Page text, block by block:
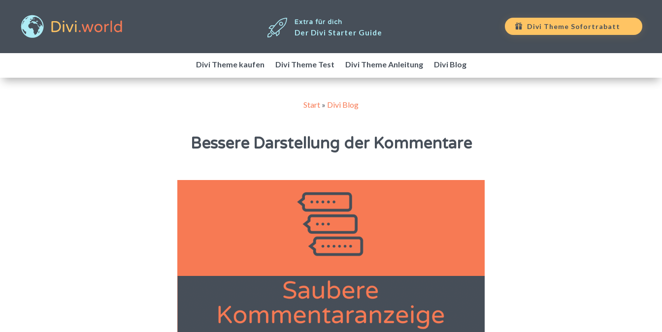
Extra für dich
Der Divi Starter Guide
Divi Theme Sofortrabatt
Divi Theme kaufen Divi Theme Test Divi Theme Anleitung Divi Blog
Start » Divi Blog
Bessere Darstellung der Kommentare